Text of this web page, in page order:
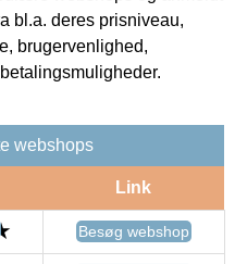
bl.a. deres prisniveau,
brugervenlighed,
webshops
Link
Besøg webshop